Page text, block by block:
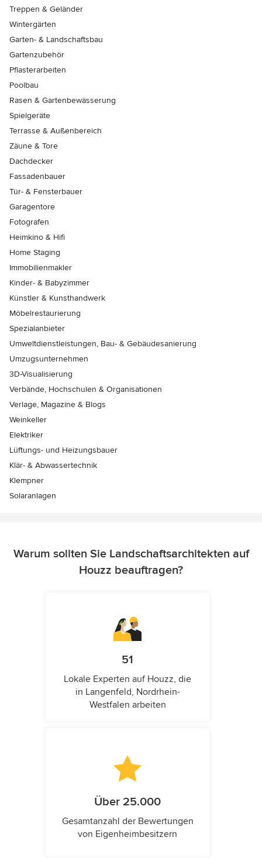
Treppen & Geländer
Wintergärten
Garten- & Landschaftsbau
Gartenzubehör
Pflasterarbeiten
Poolbau
Rasen & Gartenbewässerung
Spielgeräte
Terrasse & Außenbereich
Zäune & Tore
Dachdecker
Fassadenbauer
Tür- & Fensterbauer
Garagentore
Fotografen
Heimkino & Hifi
Home Staging
Immobilienmakler
Kinder- & Babyzimmer
Künstler & Kunsthandwerk
Möbelrestaurierung
Spezialanbieter
Umweltdienstleistungen, Bau- & Gebäudesanierung
Umzugsunternehmen
3D-Visualisierung
Verbände, Hochschulen & Organisationen
Verlage, Magazine & Blogs
Weinkeller
Elektriker
Lüftungs- und Heizungsbauer
Klär- & Abwassertechnik
Klempner
Solaranlagen
Warum sollten Sie Landschaftsarchitekten auf
Houzz beauftragen?
51
Lokale Experten auf Houzz, die
in Langenfeld, Nordrhein-
Westfalen arbeiten
Über 25.000
Gesamtanzahl der Bewertungen
von Eigenheimbesitzern